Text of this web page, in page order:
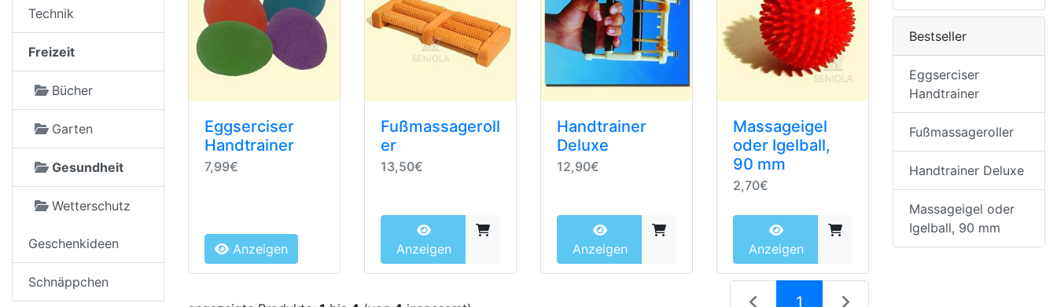
Eggserciser
Handtrainer
7,99€
Anzeigen
Fußmassageroll
er
13,50€
Anzeigen
Handtrainer
Deluxe
12,90€
Anzeigen
Massageigel
oder Igelball,
90 mm
2,70€
Anzeigen
1 (current)
Technik
Freizeit
Bücher
Garten
Gesundheit
Wetterschutz
Geschenkideen
Schnäppchen
Bestseller
Eggserciser
Handtrainer
Fußmassageroller
Handtrainer Deluxe
Massageigel oder
Igelball, 90 mm